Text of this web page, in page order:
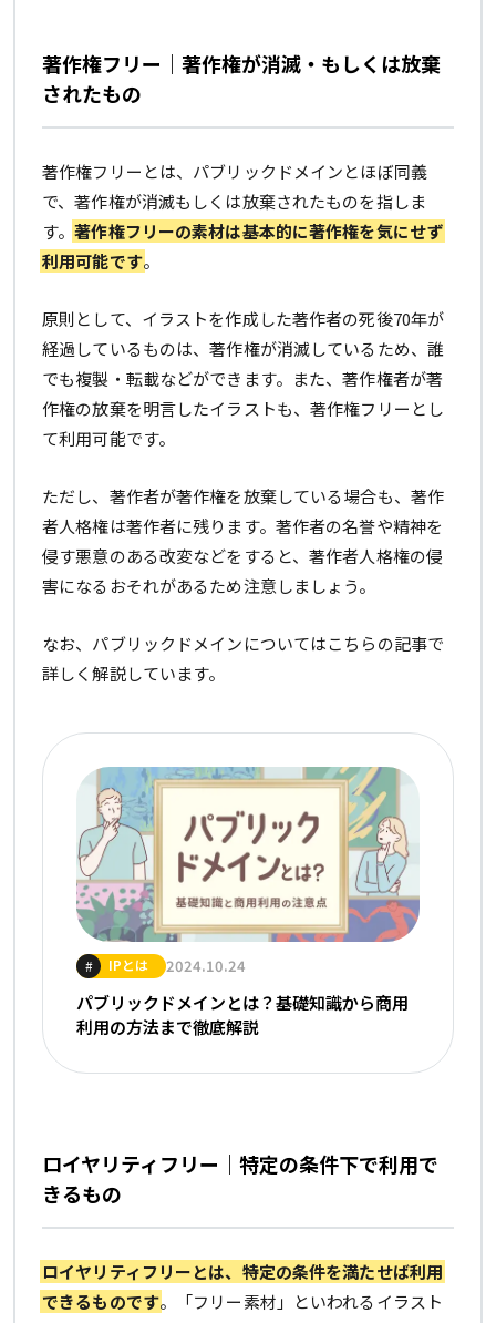
著作権フリー｜著作権が消滅・もしくは放棄
されたもの
著作権フリーとは、パブリックドメインとほぼ同義
で、著作権が消滅もしくは放棄されたものを指しま
す。著作権フリーの素材は基本的に著作権を気にせず
利用可能です。
原則として、イラストを作成した著作者の死後70年が
経過しているものは、著作権が消滅しているため、誰
でも複製・転載などができます。また、著作権者が著
作権の放棄を明言したイラストも、著作権フリーとし
て利用可能です。
ただし、著作者が著作権を放棄している場合も、著作
者人格権は著作者に残ります。著作者の名誉や精神を
侵す悪意のある改変などをすると、著作者人格権の侵
害になるおそれがあるため注意しましょう。
なお、パブリックドメインについてはこちらの記事で
詳しく解説しています。
# IPとは 2024.10.24
パブリックドメインとは？基礎知識から商用
利用の方法まで徹底解説
ロイヤリティフリー｜特定の条件下で利用で
きるもの
ロイヤリティフリーとは、特定の条件を満たせば利用
できるものです。「フリー素材」といわれるイラスト